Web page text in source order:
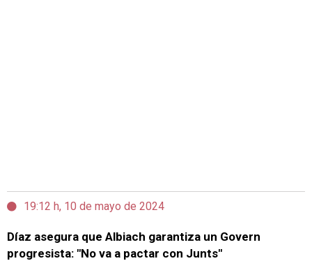
19:12 h, 10 de mayo de 2024
Díaz asegura que Albiach garantiza un Govern
progresista: "No va a pactar con Junts"